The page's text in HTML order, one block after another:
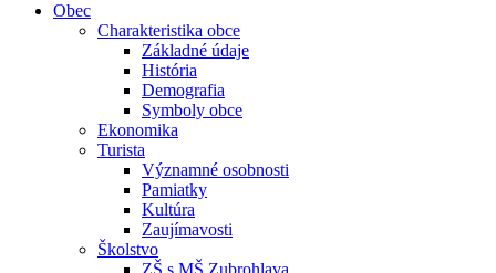
Obec
Charakteristika obce
Základné údaje
História
Demografia
Symboly obce
Ekonomika
Turista
Významné osobnosti
Pamiatky
Kultúra
Zaujímavosti
Školstvo
ZŠ s MŠ Zubrohlava